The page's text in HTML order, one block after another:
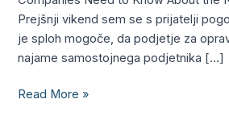
Prejšnji vikend sem se s prijatelji
je sploh mogoče, da podjetje za
najame samostojnega podjetnika […]
s.p.-
jem?
Read More »